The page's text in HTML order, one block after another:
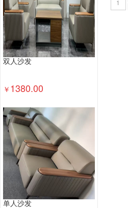
双人沙发
￥ 1380.00
单人沙发